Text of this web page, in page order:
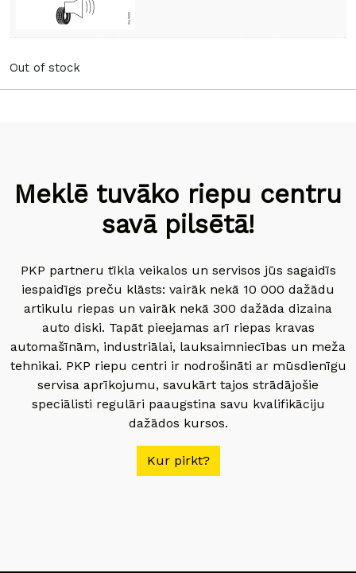
Out of stock
Meklē tuvāko riepu centru
savā pilsētā!
PKP partneru tīkla veikalos un servisos jūs sagaidīs
iespaidīgs preču klāsts: vairāk nekā 10 000 dažādu
artikulu riepas un vairāk nekā 300 dažāda dizaina
auto diski. Tapāt pieejamas arī riepas kravas
automašīnām, industriālai, lauksaimniecības un meža
tehnikai. PKP riepu centri ir nodrošināti ar mūsdienīgu
servisa aprīkojumu, savukārt tajos strādājošie
speciālisti regulāri paaugstina savu kvalifikāciju
dažādos kursos.
Kur pirkt?